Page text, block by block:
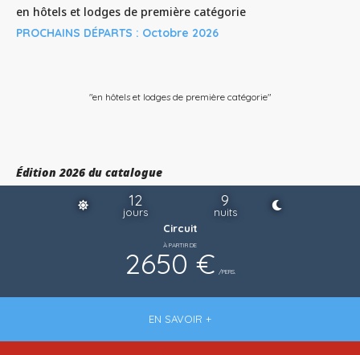
Édition 2026 du catalogue
en hôtels et lodges de première catégorie
PROCHAINS DÉPARTS : Octobre 2026
"en hôtels et lodges de première catégorie"
12
jours
9
nuits
Circuit
À PARTIR DE
2650 € /PERS.
EN SAVOIR +